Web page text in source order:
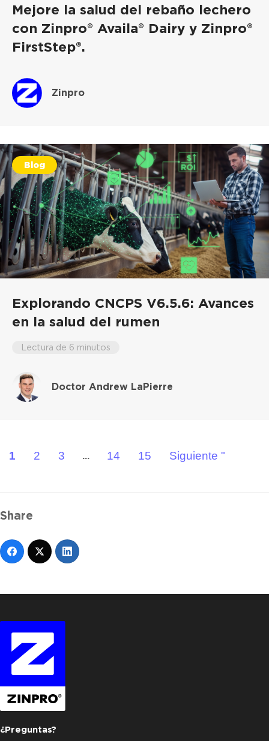
Mejore la salud del rebaño lechero
con Zinpro® Availa® Dairy y Zinpro®
FirstStep®.
Zinpro
Blog
Explorando CNCPS V6.5.6: Avances
en la salud del rumen
Lectura de 6 minutos
Doctor Andrew LaPierre
1 2 3 ... 14 15 Siguiente "
Share
¿Preguntas?